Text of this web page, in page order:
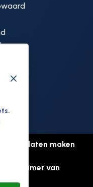
M
Website laten maken
Kamer van